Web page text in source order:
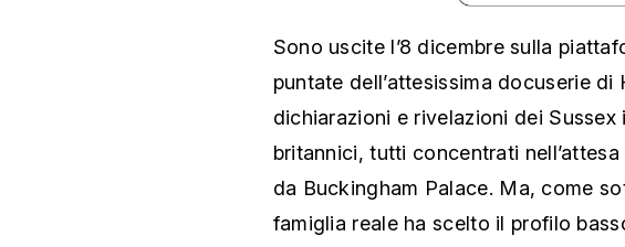
Sono uscite l’8 dicembre sulla
puntate dell’attesissima docuserie
dichiarazioni e rivelazioni dei
britannici, tutti concentrati nell’attesa
da Buckingham Palace. Ma, come
famiglia reale ha scelto il profilo